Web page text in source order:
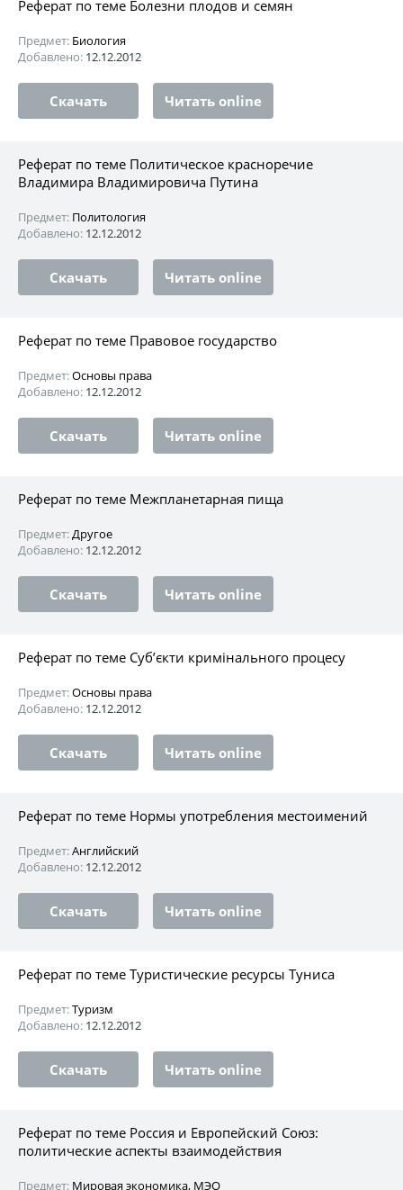
Реферат по теме Болезни плодов и семян
Предмет: Биология
Добавлено: 12.12.2012
Скачать Читать online
Реферат по теме Политическое красноречие
Владимира Владимировича Путина
Предмет: Политология
Добавлено: 12.12.2012
Скачать Читать online
Реферат по теме Правовое государство
Предмет:Основы права
Добавлено: 12.12.2012
Скачать Читать online
Реферат по теме Межпланетарная пища
Предмет:Другое
Добавлено: 12.12.2012
Скачать Читать online
Реферат по теме Суб’єкти кримінального процесу
Предмет:Основы права
Добавлено: 12.12.2012
Скачать Читать online
Реферат по теме Нормы употребления местоимений
Предмет:Английский
Добавлено: 12.12.2012
Скачать Читать online
Реферат по теме Туристические ресурсы Туниса
Предмет:Туризм
Добавлено: 12.12.2012
Скачать Читать online
Реферат по теме Россия и Европейский Союз:
политические аспекты взаимодействия
Предмет: Мировая экономика, МЭО